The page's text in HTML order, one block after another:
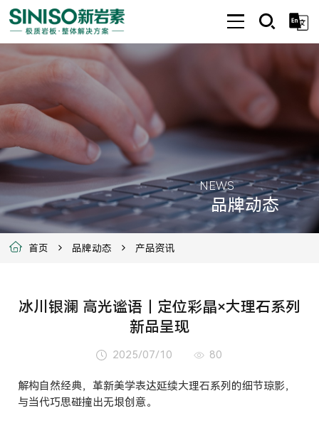
NEWS
品牌动态
首页 品牌动态 产品资讯
冰川银澜 高光谧语｜定位彩晶×大理石系列
新品呈现
2025/07/10 80
解构自然经典，革新美学表达延续大理石系列的细节琼影，
与当代巧思碰撞出无垠创意。